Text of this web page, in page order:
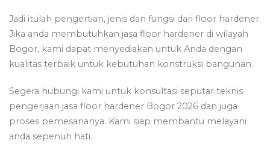
Jadi itulah pengertian, jenis dan fungsi dari floor hardener.
Jika anda membutuhkan jasa floor hardener di wilayah
Bogor, kami dapat menyediakan untuk Anda dengan
kualitas terbaik untuk kebutuhan konstruksi bangunan.
Segera hubungi kami untuk konsultasi seputar teknis
pengerjaan jasa floor hardener Bogor 2026 dan juga
proses pemesananya. Kami siap membantu melayani
anda sepenuh hati.